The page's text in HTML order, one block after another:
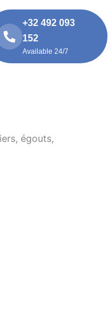
+32 492 093
152
Available 24/7
égouts,